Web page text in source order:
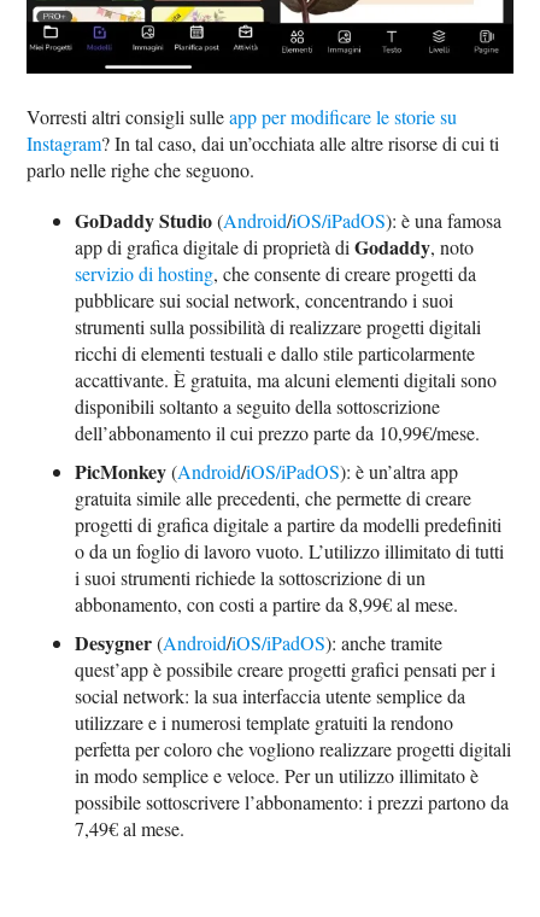
Vorresti altri consigli sulleapp per modificare le storie su
Instagram? In tal caso, dai un’occhiata alle altre risorse di cui ti
parlo nelle righe che seguono.
GoDaddy Studio(Android/iOS/iPadOS): è una famosa
app di grafica digitale di proprietà diGodaddy, noto
servizio di hosting, che consente di creare progetti da
pubblicare sui social network, concentrando i suoi
strumenti sulla possibilità di realizzare progetti digitali
ricchi di elementi testuali e dallo stile particolarmente
accattivante. È gratuita, ma alcuni elementi digitali sono
disponibili soltanto a seguito della sottoscrizione
dell’abbonamento il cui prezzo parte da 10,99€/mese.
PicMonkey(Android/iOS/iPadOS): è un’altra app
gratuita simile alle precedenti, che permette di creare
progetti di grafica digitale a partire da modelli predefiniti
o da un foglio di lavoro vuoto. L’utilizzo illimitato di tutti
i suoi strumenti richiede la sottoscrizione di un
abbonamento, con costi a partire da 8,99€ al mese.
Desygner(Android/iOS/iPadOS): anche tramite
quest’app è possibile creare progetti grafici pensati per i
social network: la sua interfaccia utente semplice da
utilizzare e i numerosi template gratuiti la rendono
perfetta per coloro che vogliono realizzare progetti digitali
in modo semplice e veloce. Per un utilizzo illimitato è
possibile sottoscrivere l’abbonamento: i prezzi partono da
7,49€ al mese.